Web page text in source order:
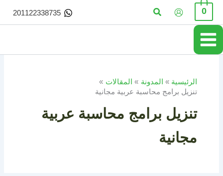
تخطي
المحتوى
0 البحث 201122338735
الرئيسية المدونة
المقالات
تنزيل برامج محاسبة عربية مجانية
تنزيل برامج محاسبة عربية
مجانية